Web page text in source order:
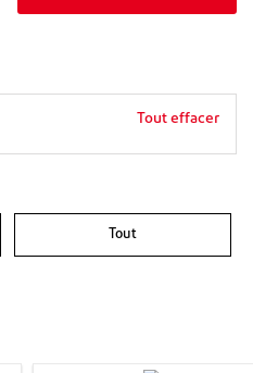
Tout effacer
Tout